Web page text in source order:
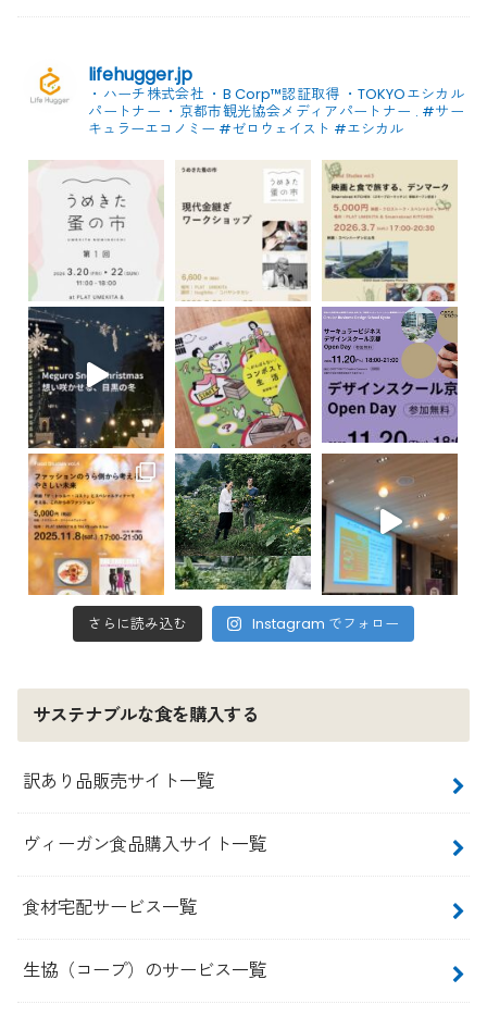
lifehugger.jp
・ハーチ株式会社 ・B Corp™認証取得 ・TOKYOエシカル
パートナー ・京都市観光協会メディアパートナー . #サー
キュラーエコノミー #ゼロウェイスト #エシカル
さらに読み込む Instagram でフォロー
サステナブルな食を購入する
訳あり品販売サイト一覧
ヴィーガン食品購入サイト一覧
食材宅配サービス一覧
生協（コープ）のサービス一覧